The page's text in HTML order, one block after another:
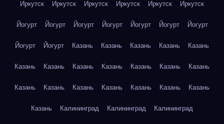
Иркутск Иркутск Иркутск Иркутск Иркутск Иркутск
Йогурт Йогурт Йогурт Йогурт Йогурт Йогурт Йогурт
Йогурт Йогурт Казань Казань Казань Казань Казань
Казань Казань Казань Казань Казань Казань Казань
Казань Казань Казань Казань Казань Казань Казань
Казань Калининград Калининград Калининград